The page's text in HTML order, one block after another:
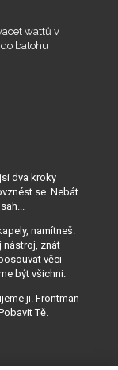
wattů v
batohu
dva kroky
se. Nebát
namítneš.
nástroj, znát
věci
být všichni.
ji. Frontman
Tě.